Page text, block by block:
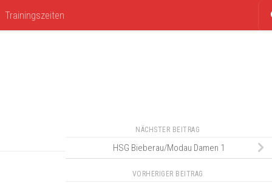
Trainingszeiten
NÄCHSTER BEITRAG
HSG Bieberau/Modau Damen 1
VORHERIGER BEITRAG